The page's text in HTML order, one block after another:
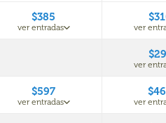
$385
ver entradas ver
ver
$597
ver entradas ver